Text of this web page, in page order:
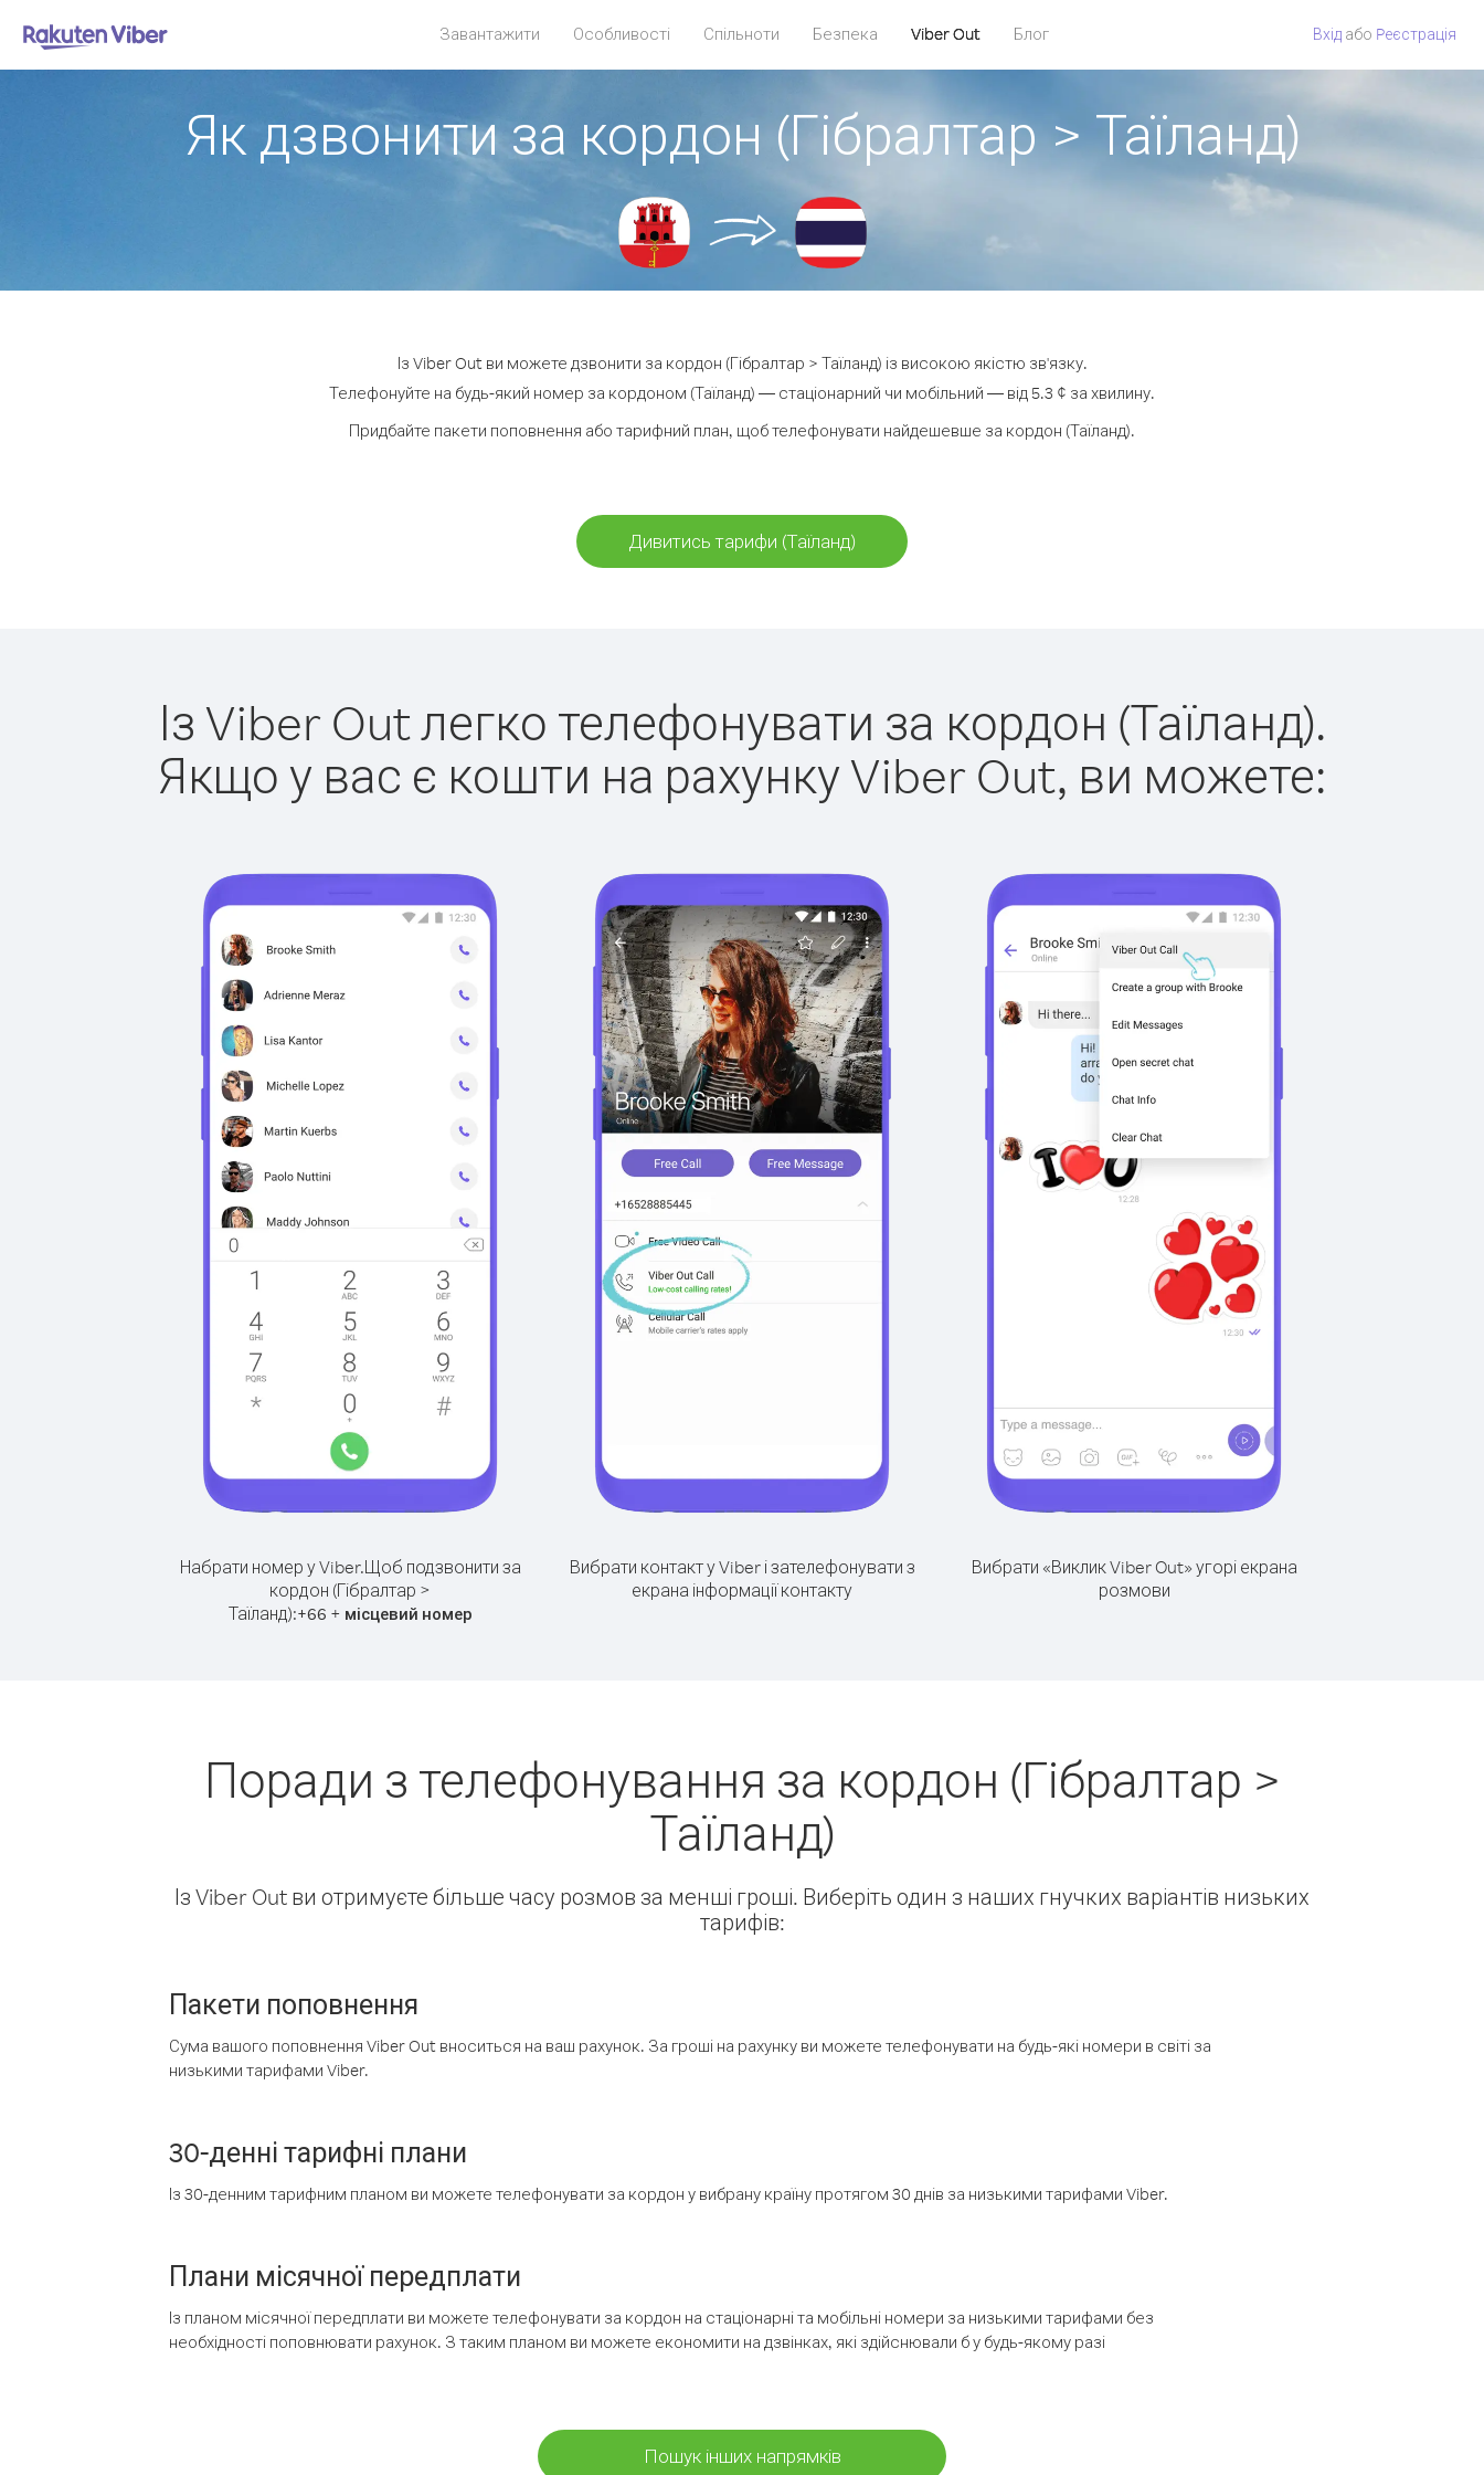
Завантажити Особливості Спільноти Безпека Viber Out Блог Вхід або Pеєстрація
Як дзвонити за кордон (Гібралтар > Таїланд)
Із Viber Out ви можете дзвонити за кордон (Гібралтар > Таїланд) із високою якістю зв'язку.
Телефонуйте на будь-який номер за кордоном (Таїланд) — стаціонарний чи мобільний — від 5.3 ¢ за хвилину.
Придбайте пакети поповнення або тарифний план, щоб телефонувати найдешевше за кордон (Таїланд).
Дивитись тарифи (Таїланд)
Із Viber Out легко телефонувати за кордон (Таїланд).
Якщо у вас є кошти на рахунку Viber Out, ви можете:
Набрати номер у Viber.Щоб подзвонити за
кордон (Гібралтар >
Таїланд):+66 + місцевий номер
Вибрати контакт у Viber і зателефонувати з
екрана інформації контакту
Вибрати «Виклик Viber Out» угорі екрана
розмови
Поради з телефонування за кордон (Гібралтар >
Таїланд)
Із Viber Out ви отримуєте більше часу розмов за менші гроші. Виберіть один з наших гнучких варіантів низьких
тарифів:
Пакети поповнення
Сума вашого поповнення Viber Out вноситься на ваш рахунок. За гроші на рахунку ви можете телефонувати на будь-які номери в світі за
низькими тарифами Viber.
30-денні тарифні плани
Із 30-денним тарифним планом ви можете телефонувати за кордон у вибрану країну протягом 30 днів за низькими тарифами Viber.
Плани місячної передплати
Із планом місячної передплати ви можете телефонувати за кордон на стаціонарні та мобільні номери за низькими тарифами без
необхідності поповнювати рахунок. З таким планом ви можете економити на дзвінках, які здійснювали б у будь-якому разі
Пошук інших напрямків